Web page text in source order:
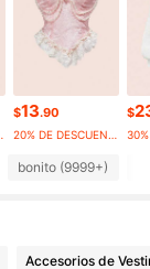
$13.90
20% DE DESCUENTO
$
bonito (9999+)
Accesorios de